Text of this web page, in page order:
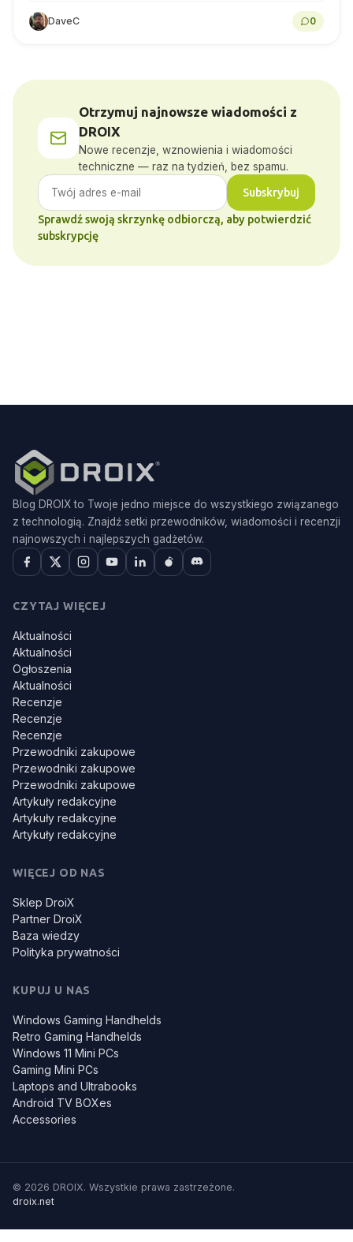
DaveC 0
Otrzymuj najnowsze wiadomości z
DROIX
Nowe recenzje, wznowienia i wiadomości
techniczne — raz na tydzień, bez spamu.
Subskrybuj
Sprawdź swoją skrzynkę odbiorczą, aby potwierdzić
subskrypcję
Blog DROIX to Twoje jedno miejsce do wszystkiego związanego
z technologią. Znajdź setki przewodników, wiadomości i recenzji
najnowszych i najlepszych gadżetów.
CZYTAJ WIĘCEJ
Aktualności
Aktualności
Ogłoszenia
Aktualności
Recenzje
Recenzje
Recenzje
Przewodniki zakupowe
Przewodniki zakupowe
Przewodniki zakupowe
Artykuły redakcyjne
Artykuły redakcyjne
Artykuły redakcyjne
WIĘCEJ OD NAS
Sklep DroiX
Partner DroiX
Baza wiedzy
Polityka prywatności
KUPUJ U NAS
Windows Gaming Handhelds
Retro Gaming Handhelds
Windows 11 Mini PCs
Gaming Mini PCs
Laptops and Ultrabooks
Android TV BOXes
Accessories
© 2026 DROIX. Wszystkie prawa zastrzeżone.
droix.net